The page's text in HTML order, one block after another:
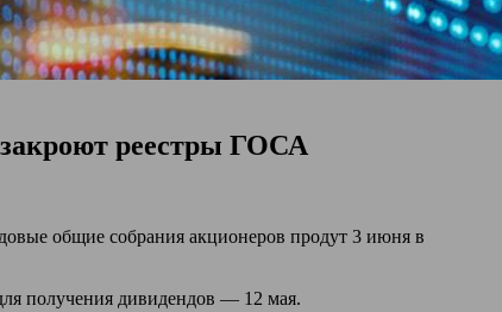
закроют реестры ГОСА
общие собрания акционеров продут 3 июня в
получения дивидендов — 12 мая.